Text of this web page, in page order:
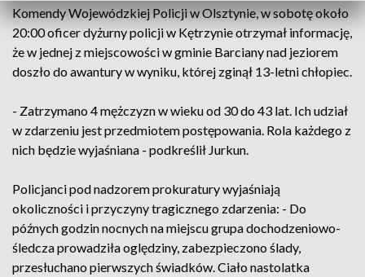
Komendy Wojewódzkiej Policji w Olsztynie, w sobotę około
20:00 oficer dyżurny policji w Kętrzynie otrzymał informację,
że w jednej z miejscowości w gminie Barciany nad jeziorem
doszło do awantury w wyniku, której zginął 13-letni chłopiec.
- Zatrzymano 4 mężczyzn w wieku od 30 do 43 lat. Ich udział
w zdarzeniu jest przedmiotem postępowania. Rola każdego z
nich będzie wyjaśniana - podkreślił Jurkun.
Policjanci pod nadzorem prokuratury wyjaśniają
okoliczności i przyczyny tragicznego zdarzenia: - Do
późnych godzin nocnych na miejscu grupa dochodzeniowo-
śledcza prowadziła oględziny, zabezpieczono ślady,
przesłuchano pierwszych świadków. Ciało nastolatka